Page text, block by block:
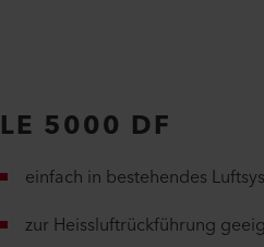
LE 5000 DF
einfach in bestehendes
zur Heissluftrückführung